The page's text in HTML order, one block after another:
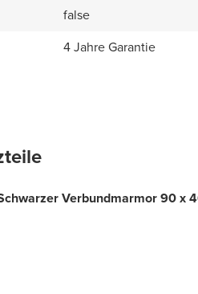
false
4 Jahre Garantie
Verbundmarmor 90 x